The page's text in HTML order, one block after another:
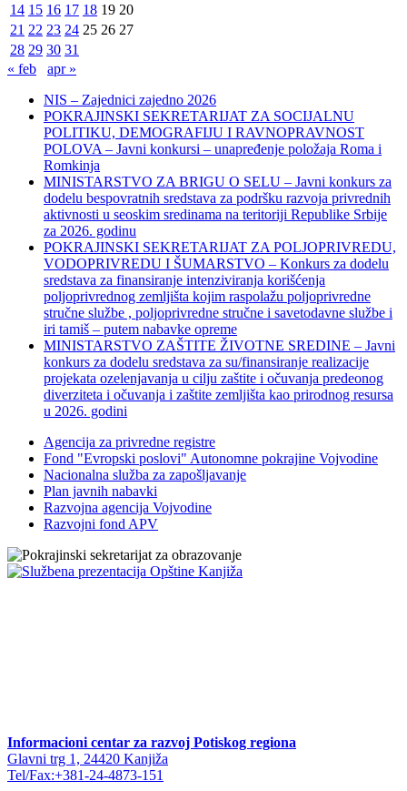
14 15 16 17 18 19 20
21 22 23 24 25 26 27
28 29 30 31
« feb
apr »
NIS – Zajednici zajedno 2026
POKRAJINSKI SEKRETARIJAT ZA SOCIJALNU
POLITIKU, DEMOGRAFIJU I RAVNOPRAVNOST
POLOVA – Javni konkursi – unapređenje položaja Roma i
Romkinja
MINISTARSTVO ZA BRIGU O SELU – Javni konkurs za
dodelu bespovratnih sredstava za podršku razvoja privrednih
aktivnosti u seoskim sredinama na teritoriji Republike Srbije
za 2026. godinu
POKRAJINSKI SEKRETARIJAT ZA POLJOPRIVREDU,
VODOPRIVREDU I ŠUMARSTVO – Konkurs za dodelu
sredstava za finansiranje intenziviranja korišćenja
poljoprivrednog zemljišta kojim raspolažu poljoprivredne
stručne službe , poljoprivredne stručne i savetodavne službe i
iri tamiš ‒ putem nabavke opreme
MINISTARSTVO ZAŠTITE ŽIVOTNE SREDINE – Javni
konkurs za dodelu sredstava za su/finansiranje realizacije
projekata ozelenjavanja u cilju zaštite i očuvanja predeonog
diverziteta i očuvanja i zaštite zemljišta kao prirodnog resursa
u 2026. godini
Agencija za privredne registre
Fond "Evropski poslovi" Autonomne pokrajine Vojvodine
Nacionalna služba za zapošljavanje
Plan javnih nabavki
Razvojna agencija Vojvodine
Razvojni fond APV
Informacioni centar za razvoj Potiskog regiona
Glavni trg 1, 24420 Kanjiža
Tel/Fax:+381-24-4873-151